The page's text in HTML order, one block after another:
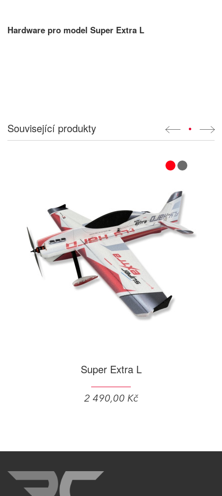
Hardware pro model Super Extra L
Související produkty •
Super Extra L
2 490,00 Kč